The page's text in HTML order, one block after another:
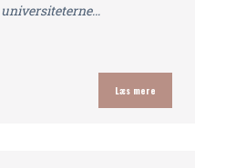
Læs mere